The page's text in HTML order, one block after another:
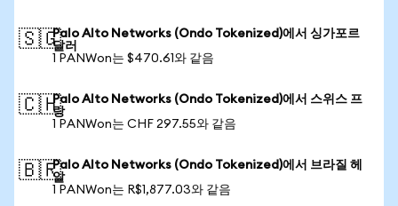
🇸🇬Palo Alto Networks (Ondo Tokenized)에서 싱가포르
달러
1 PANWon는 $470.61와 같음
🇨🇭Palo Alto Networks (Ondo Tokenized)에서 스위스 프
랑
1 PANWon는 CHF 297.55와 같음
🇧🇷Palo Alto Networks (Ondo Tokenized)에서 브라질 헤
알
1 PANWon는 R$1,877.03와 같음